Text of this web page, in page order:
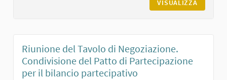
VISUALIZZA
Riunione del Tavolo di Negoziazione.
Condivisione del Patto di Partecipazione
per il bilancio partecipativo